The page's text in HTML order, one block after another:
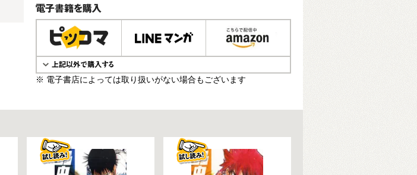
電子書籍で購入
※ 電子書店によっては取り扱いがない場合もございます